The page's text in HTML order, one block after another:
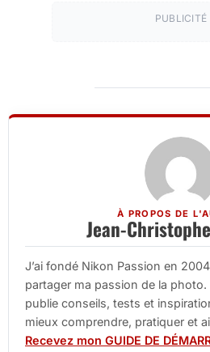
PUBLICITÉ
À PROPOS DE
Jean-
J’ai fondé Nikon Passion en
partager ma passion de la photo.
publie conseils, tests et
mieux comprendre, pratiquer et
Recevez mon GUIDE DE